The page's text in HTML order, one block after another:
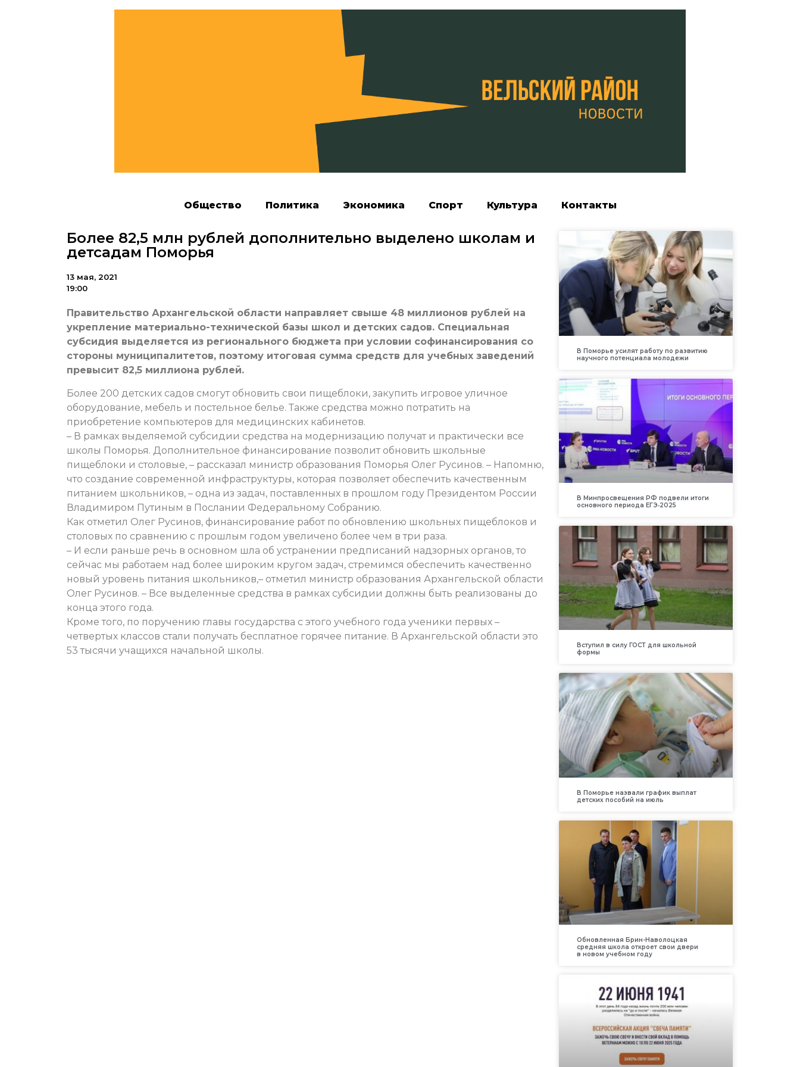
Общество Политика Экономика Спорт Культура Контакты
Более 82,5 млн рублей дополнительно выделено школам и
детсадам Поморья
13 мая, 2021
19:00
Правительство Архангельской области направляет свыше 48 миллионов рублей на
укрепление материально-технической базы школ и детских садов. Специальная
субсидия выделяется из регионального бюджета при условии софинансирования со
стороны муниципалитетов, поэтому итоговая сумма средств для учебных заведений
превысит 82,5 миллиона рублей.
Более 200 детских садов смогут обновить свои пищеблоки, закупить игровое уличное
оборудование, мебель и постельное белье. Также средства можно потратить на
приобретение компьютеров для медицинских кабинетов.
– В рамках выделяемой субсидии средства на модернизацию получат и практически все
школы Поморья. Дополнительное финансирование позволит обновить школьные
пищеблоки и столовые, – рассказал министр образования Поморья Олег Русинов. – Напомню,
что создание современной инфраструктуры, которая позволяет обеспечить качественным
питанием школьников, – одна из задач, поставленных в прошлом году Президентом России
Владимиром Путиным в Послании Федеральному Собранию.
Как отметил Олег Русинов, финансирование работ по обновлению школьных пищеблоков и
столовых по сравнению с прошлым годом увеличено более чем в три раза.
– И если раньше речь в основном шла об устранении предписаний надзорных органов, то
сейчас мы работаем над более широким кругом задач, стремимся обеспечить качественно
новый уровень питания школьников,– отметил министр образования Архангельской области
Олег Русинов. – Все выделенные средства в рамках субсидии должны быть реализованы до
конца этого года.
Кроме того, по поручению главы государства с этого учебного года ученики первых –
четвертых классов стали получать бесплатное горячее питание. В Архангельской области это
53 тысячи учащихся начальной школы.
В Поморье усилят работу по развитию
научного потенциала молодежи
В Минпросвещения РФ подвели итоги
основного периода ЕГЭ‑2025
Вступил в силу ГОСТ для школьной
формы
В Поморье назвали график выплат
детских пособий на июль
Обновленная Брин-Наволоцкая
средняя школа откроет свои двери
в новом учебном году